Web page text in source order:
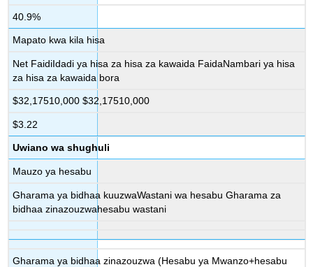
40.9%
Mapato kwa kila hisa
Net FaidiIdadi ya hisa za hisa za kawaida FaidaNambari ya hisa
za hisa za kawaida bora
$32,17510,000 $32,17510,000
$3.22
Uwiano wa shughuli
Mauzo ya hesabu
Gharama ya bidhaa kuuzwaWastani wa hesabu Gharama za
bidhaa zinazouzwahesabu wastani
Gharama ya bidhaa zinazouzwa (Hesabu ya Mwanzo+hesabu